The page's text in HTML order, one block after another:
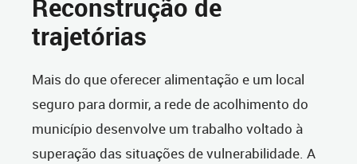
Reconstrução de
trajetórias
Mais do que oferecer alimentação e um local
seguro para dormir, a rede de acolhimento do
município desenvolve um trabalho voltado à
superação das situações de vulnerabilidade. A